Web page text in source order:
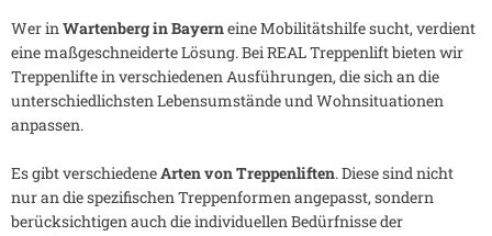
Wer inWartenberg in Bayerneine Mobilitätshilfe sucht, verdient
eine maßgeschneiderte Lösung. Bei REAL Treppenlift bieten wir
Treppenlifte in verschiedenen Ausführungen, die sich an die
unterschiedlichsten Lebensumstände und Wohnsituationen
anpassen.
Es gibt verschiedeneArten von Treppenliften. Diese sind nicht
nur an die spezifischen Treppenformen angepasst, sondern
berücksichtigen auch die individuellen Bedürfnisse der